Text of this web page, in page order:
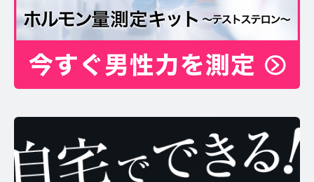
お問い合わせ
プライバシーポリシー サイトマップ